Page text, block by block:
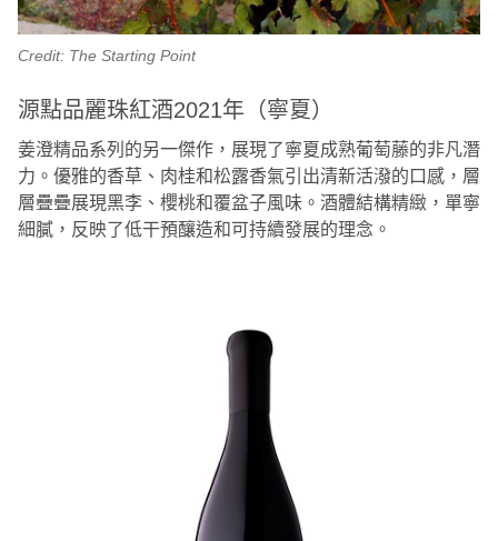
Credit: The Starting Point
源點品麗珠紅酒2021年（寧夏）
姜澄精品系列的另一傑作，展現了寧夏成熟葡萄藤的非凡潛
力。優雅的香草、肉桂和松露香氣引出清新活潑的口感，層
層疊疊展現黑李、櫻桃和覆盆子風味。酒體結構精緻，單寧
細膩，反映了低干預釀造和可持續發展的理念。